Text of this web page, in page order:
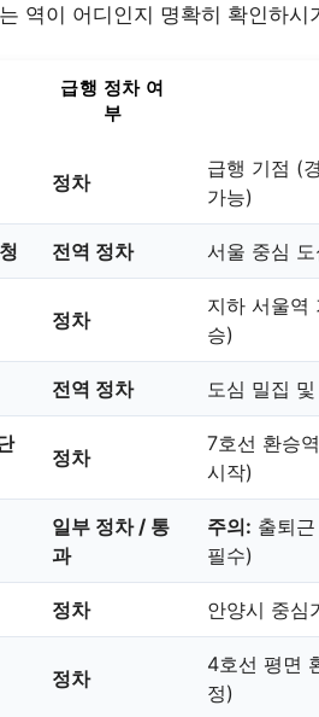
역이 어디인지 명확히 확인하시
급행 정차 여
부
정차
급행 기점 (
가능)
전역 정차 서울 중심
정차
지하 서울역
승)
전역 정차 도심 밀집
정차
7호선 환승
시작)
일부 정차 / 통
과
주의: 출퇴
필수)
정차 안양시 중심
정차
4호선 평면
정)